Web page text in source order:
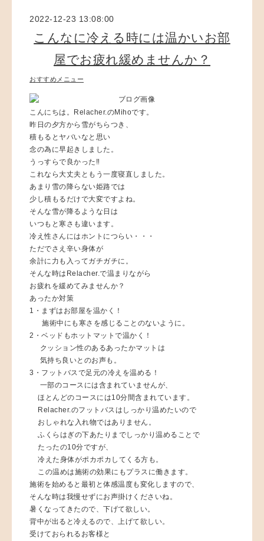
2022-12-23 13:08:00
こんなに冷える時には温かいお部
屋でお疲れ緩めませんか？
おすすめメニュー
こんにちは。Relacher.のMihoです。
昨日の夕方から雪がちらつき、
積もるとヤバいなと思い
念の為に早起きしました。
うっすらで良かった‼︎
これなら大丈夫ともう一度寝直しました。
あまり雪の降らない姫路では
少し積もるだけで大変ですよね。
そんな雪が降るような日は
いつもと寒さも違います。
冷え性さんにはホントにつらい・・・
ただでさえ辛い身体が
余計に力も入ってガチガチに。
そんな時はRelacher.で温まりながら
お疲れを緩めてみませんか？
あったか対策
1・まずはお部屋を温かく！
施術中にも寒さを感じることのないように。
2・ベッドもホットマットで温かく！
クッション性のあるあったかマットは
気持ち良いとのお声も。
3・フットバスで足元の冷えを温める！
一部のコースには含まれていませんが、
ほとんどのコースには10分間含まれています。
Relacher.のフットバスはしっかり温めたいので
おしゃれな入れ物ではありません。
ふくらはぎの下あたりまでしっかり温めることで
たったの10分ですが、
冷えた身体がポカポカしてくる方も。
この温めは施術の効果にもプラスに働きます。
施術を始めると最初と体感温度も変化しますので、
そんな時は我慢せずにお声掛けくださいね。
暑くなってきたので、下げて欲しい。
背中が出ると冷えるので、上げて欲しい。
受けておられるお客様と